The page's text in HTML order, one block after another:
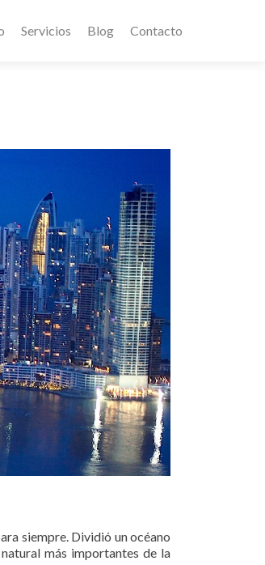
Servicios Blog Contacto
siempre. Dividió un océano
más importantes de la